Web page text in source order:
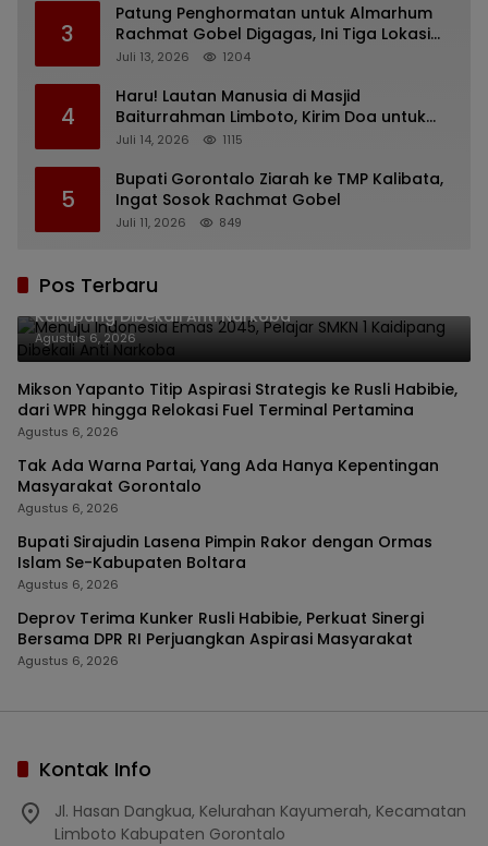
3
Patung Penghormatan untuk Almarhum
Rachmat Gobel Digagas, Ini Tiga Lokasi
yang Diusulkan
Juli 13, 2026 1204
4
Haru! Lautan Manusia di Masjid
Baiturrahman Limboto, Kirim Doa untuk
Almarhum Rachmat Gobel
Juli 14, 2026 1115
5
Bupati Gorontalo Ziarah ke TMP Kalibata,
Ingat Sosok Rachmat Gobel
Juli 11, 2026 849
Pos Terbaru
Menuju Indonesia Emas 2045, Pelajar SMKN 1
Kaidipang Dibekali Anti Narkoba
Agustus 6, 2026
Mikson Yapanto Titip Aspirasi Strategis ke Rusli Habibie,
dari WPR hingga Relokasi Fuel Terminal Pertamina
Agustus 6, 2026
Tak Ada Warna Partai, Yang Ada Hanya Kepentingan
Masyarakat Gorontalo
Agustus 6, 2026
Bupati Sirajudin Lasena Pimpin Rakor dengan Ormas
Islam Se-Kabupaten Boltara
Agustus 6, 2026
Deprov Terima Kunker Rusli Habibie, Perkuat Sinergi
Bersama DPR RI Perjuangkan Aspirasi Masyarakat
Agustus 6, 2026
Kontak Info
Jl. Hasan Dangkua, Kelurahan Kayumerah, Kecamatan
Limboto Kabupaten Gorontalo